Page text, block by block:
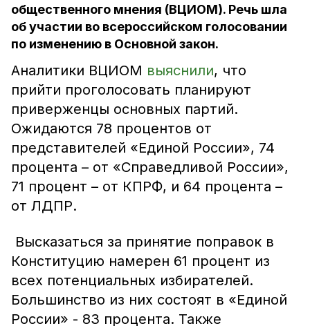
общественного мнения (ВЦИОМ). Речь шла
об участии во всероссийском голосовании
по изменению в Основной закон.
Аналитики ВЦИОМ выяснили, что
прийти проголосовать планируют
приверженцы основных партий.
Ожидаются 78 процентов от
представителей «Единой России», 74
процента – от «Справедливой России»,
71 процент – от КПРФ, и 64 процента –
от ЛДПР.
Высказаться за принятие поправок в
Конституцию намерен 61 процент из
всех потенциальных избирателей.
Большинство из них состоят в «Единой
России» - 83 процента. Также